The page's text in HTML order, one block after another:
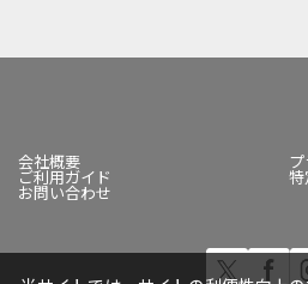
会社概要
ご利用ガイド
お問い合わせ